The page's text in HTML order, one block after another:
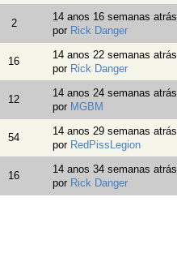
2
14 anos 16 semanas atrás
por Rick Danger
16
14 anos 22 semanas atrás
por Rick Danger
12
14 anos 24 semanas atrás
por MGBM
54
14 anos 29 semanas atrás
por RedPissLegion
16
14 anos 34 semanas atrás
por Rick Danger